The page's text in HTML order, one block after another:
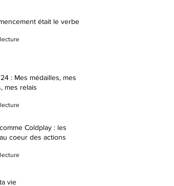
était le verbe
: Mes médailles, mes
mes relais
Coldplay : les
coeur des actions
vie